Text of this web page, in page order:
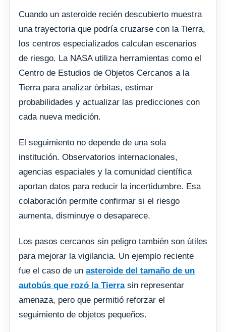
Cuando un asteroide recién descubierto muestra
una trayectoria que podría cruzarse con la Tierra,
los centros especializados calculan escenarios
de riesgo. La NASA utiliza herramientas como el
Centro de Estudios de Objetos Cercanos a la
Tierra para analizar órbitas, estimar
probabilidades y actualizar las predicciones con
cada nueva medición.
El seguimiento no depende de una sola
institución. Observatorios internacionales,
agencias espaciales y la comunidad científica
aportan datos para reducir la incertidumbre. Esa
colaboración permite confirmar si el riesgo
aumenta, disminuye o desaparece.
Los pasos cercanos sin peligro también son útiles
para mejorar la vigilancia. Un ejemplo reciente
fue el caso de un asteroide del tamaño de un
autobús que rozó la Tierrasin representar
amenaza, pero que permitió reforzar el
seguimiento de objetos pequeños.